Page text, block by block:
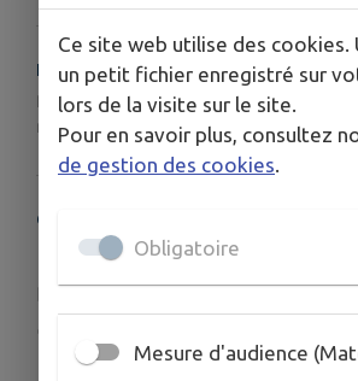
HORAIRES
Pour recevoir le programme par mail,
newsletter en écrivant à
COORDONNÉES
Cinéma Rex - 6, rue Clémenceau
03 88 74 57 22
Ce site web utilise des cookies.
un petit fichier enregistré sur
lors de la visite sur le site.
Pour en savoir plus, consultez
de gestion des cookies.
Obligatoire
Mesure d'audience